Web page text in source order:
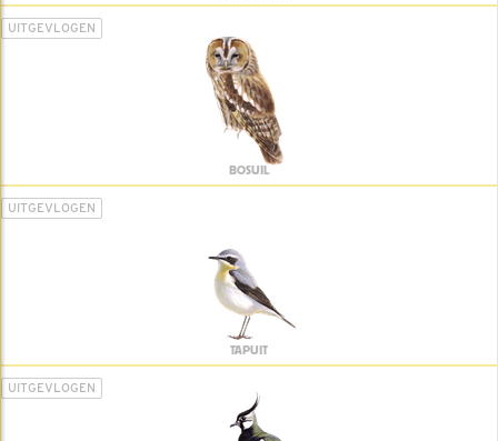
UITGEVLOGEN
BOSUIL
UITGEVLOGEN
TAPUIT
UITGEVLOGEN